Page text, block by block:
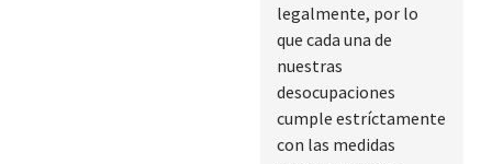
legalmente, por lo
que cada una de
nuestras
desocupaciones
cumple estríctamente
con las medidas